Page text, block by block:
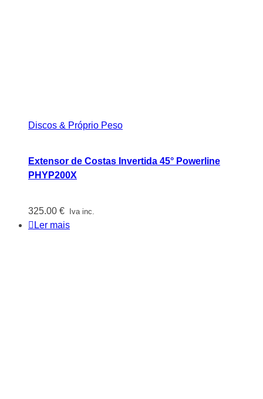
Discos & Próprio Peso
Extensor de Costas Invertida 45° Powerline
PHYP200X
325.00 € Iva inc.
Ler mais